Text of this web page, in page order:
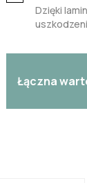
Dzięki
Łączna